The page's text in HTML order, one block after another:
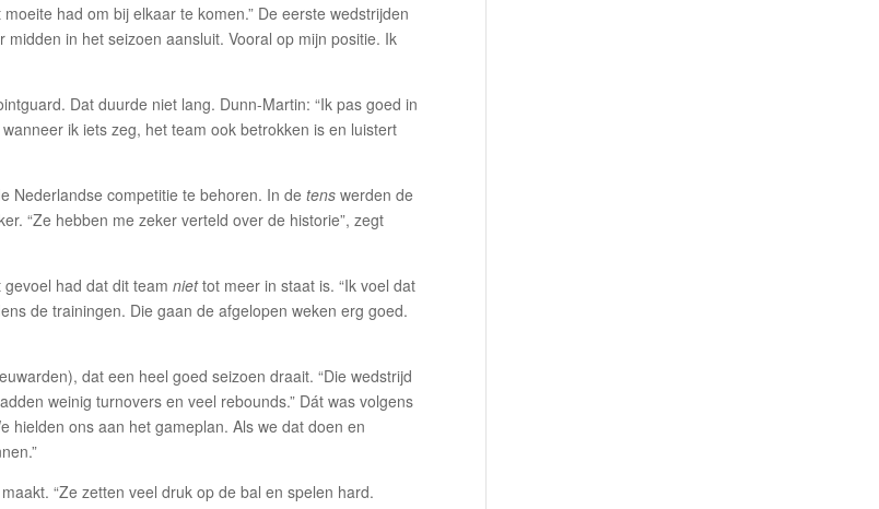
had om bij elkaar te komen.” De eerste wedstrijden
in het seizoen aansluit. Vooral op mijn positie. Ik
Dat duurde niet lang. Dunn-Martin: “Ik pas goed in
ik iets zeg, het team ook betrokken is en luistert
Nederlandse competitie te behoren. In detens werden de
“Ze hebben me zeker verteld over de historie”, zegt
gevoel had dat dit teamniettot meer in staat is. “Ik voel dat
de trainingen. Die gaan de afgelopen weken erg goed.
dat een heel goed seizoen draait. “Die wedstrijd
weinig turnovers en veel rebounds.” Dát was volgens
hielden ons aan het gameplan. Als we dat doen en
“Ze zetten veel druk op de bal en spelen hard.